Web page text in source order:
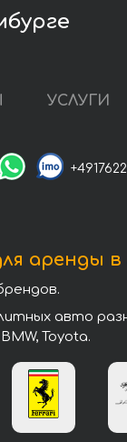
УСЛУГИ
аренды в
авто
Toyota.